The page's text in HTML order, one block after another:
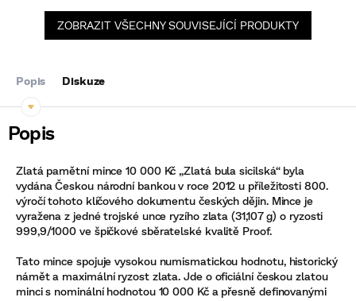
ZOBRAZIT VŠECHNY SOUVISEJÍCÍ PRODUKTY
Popis Diskuze
Zlatá pamětní mince 10 000 Kč „Zlatá bula sicilská“ byla
vydána Českou národní bankou v roce 2012 u příležitosti 800.
výročí tohoto klíčového dokumentu českých dějin. Mince je
vyražena z jedné trojské unce ryzího zlata (31,107 g) o ryzosti
999,9/1000 ve špičkové sběratelské kvalitě Proof.
Tato mince spojuje vysokou numismatickou hodnotu, historický
námět a maximální ryzost zlata. Jde o oficiální českou zlatou
minci s nominální hodnotou 10 000 Kč a přesně definovanými